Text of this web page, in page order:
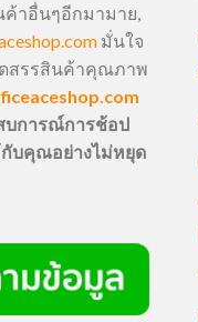
าอื่นๆอีกมามาย,
มั่นใจ
สรรสินค้าคุณภาพ
การณ์การช้อป
บคุณอย่างไม่หยุด